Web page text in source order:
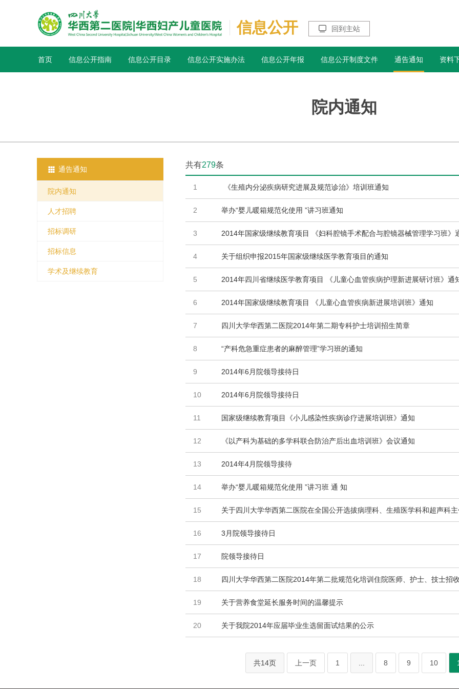
信息公开  回到主站
首页 信息公开指南 信息公开目录 信息公开实施办法 信息公开年报 信息公开制度文件 通告通知 资料
院内通知
 通告通知
院内通知
人才招聘
招标调研
招标信息
学术及继续教育
共有279条
1 《生殖内分泌疾病研究进展及规范诊治》培训班通知
2 举办“婴儿暖箱规范化使用 ”讲习班通知
3 2014年国家级继续教育项目 《妇科腔镜手术配合与腔镜器械管理学习班》
4 关于组织申报2015年国家级继续医学教育项目的通知
5 2014年四川省继续医学教育项目 《儿童心血管疾病护理新进展研讨班》通
6 2014年国家级继续教育项目 《儿童心血管疾病新进展培训班》通知
7 四川大学华西第二医院2014年第二期专科护士培训招生简章
8 “产科危急重症患者的麻醉管理”学习班的通知
9 2014年6月院领导接待日
10 2014年6月院领导接待日
11 国家级继续教育项目《小儿感染性疾病诊疗进展培训班》通知
12 《以产科为基础的多学科联合防治产后出血培训班》会议通知
13 2014年4月院领导接待
14 举办“婴儿暖箱规范化使用 ”讲习班 通 知
15 关于四川大学华西第二医院在全国公开选拔病理科、生殖医学科和超声科
16 3月院领导接待日
17 院领导接待日
18 四川大学华西第二医院2014年第二批规范化培训住院医师、护士、技士招
19 关于营养食堂延长服务时间的温馨提示
20 关于我院2014年应届毕业生选留面试结果的公示
共14页 上一页 1 8 9 10